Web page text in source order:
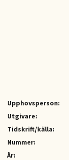
Upphovsperson:
Utgivare:
Tidskrift/källa:
Nummer:
År: